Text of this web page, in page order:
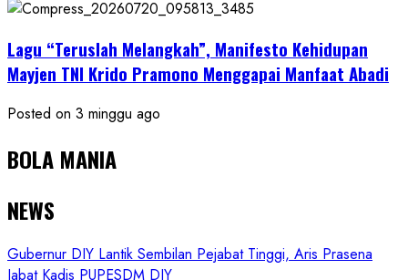
Lagu “Teruslah Melangkah”, Manifesto Kehidupan
Mayjen TNI Krido Pramono Menggapai Manfaat Abadi
Posted on 3 minggu ago
BOLA MANIA
NEWS
Gubernur DIY Lantik Sembilan Pejabat Tinggi, Aris Prasena
Jabat Kadis PUPESDM DIY